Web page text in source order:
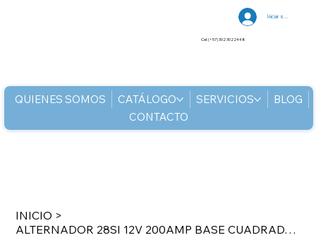
QUIENES SOMOS CATÁLOGO SERVICIOS
BLOG
CONTACTO
Iniciar sesión
Cel: (+57) 302 3022448
INICIO >
ALTERNADOR 28SI 12V 200AMP BASE CUADRADA PAD MOUNT